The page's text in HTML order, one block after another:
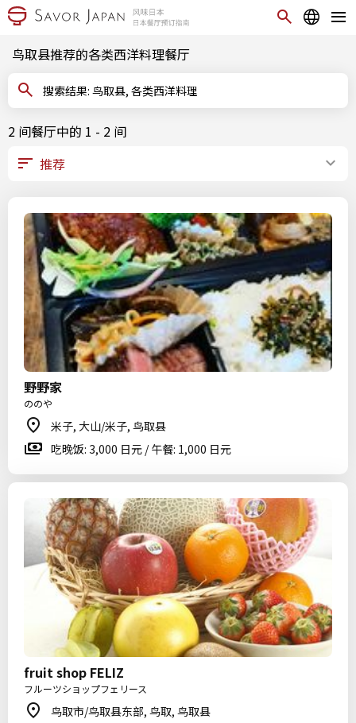
鸟取县推荐的各类西洋料理餐厅
搜索结果: 鸟取县, 各类西洋料理
2 间餐厅中的 1 - 2 间
野野家
ののや
米子, 大山/米子, 鸟取县
吃晚饭: 3,000 日元 / 午餐: 1,000 日元
fruit shop FELIZ
フルーツショップフェリース
鸟取市/鸟取县东部, 鸟取, 鸟取县